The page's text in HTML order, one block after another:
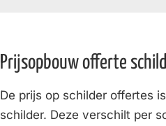
Prijsopbouw offerte
De prijs op schilder offertes
schilder. Deze verschilt per